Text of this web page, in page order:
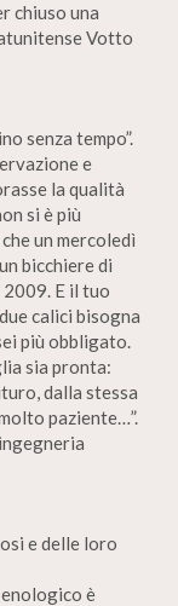
chiuso una
Votto
senza tempo”.
e
la qualità
si è più
un mercoledì
bicchiere di
2009. E il tuo
calici bisogna
più obbligato.
sia pronta:
dalla stessa
paziente…”.
e delle loro
è